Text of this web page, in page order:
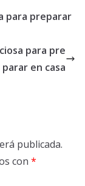
para preparar
para pre
parar en casa
publicada.
con *